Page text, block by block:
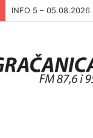
INFO 5 – 04.08.2026.